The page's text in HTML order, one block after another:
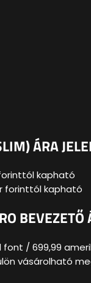
ÁRA
kapható
forinttól kapható
BEVEZETŐ
font / 699,99
vásárolható